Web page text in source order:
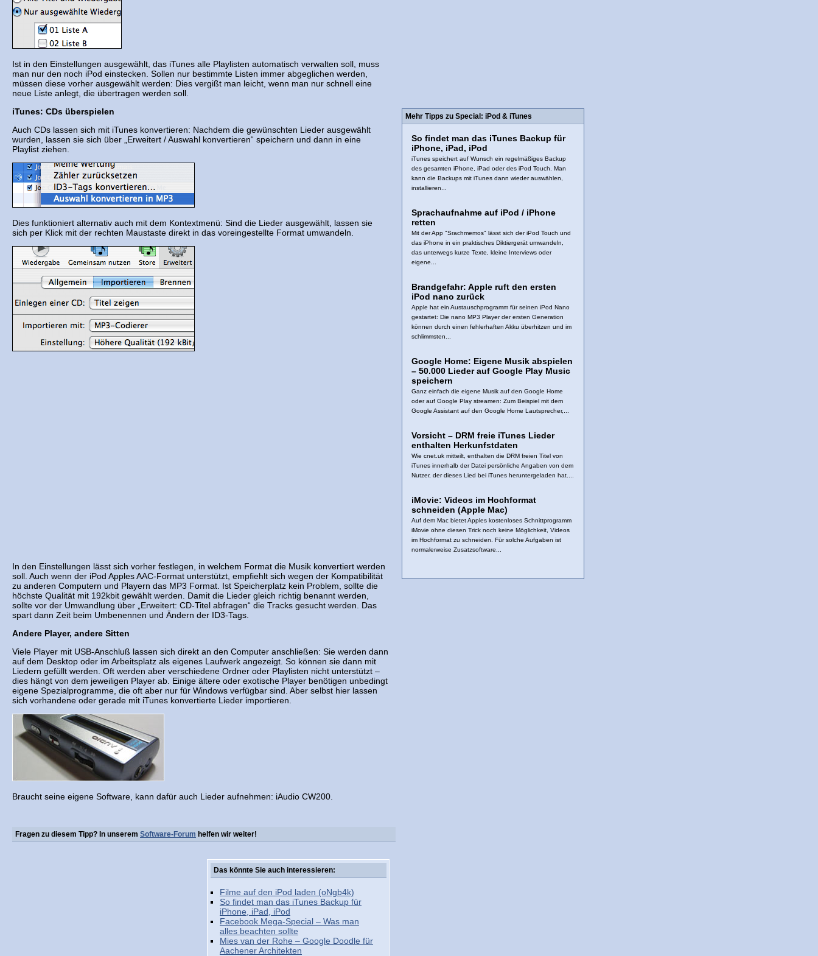
Ist in den Einstellungen ausgewählt, das iTunes alle Playlisten automatisch verwalten soll, muss
man nur den noch iPod einstecken. Sollen nur bestimmte Listen immer abgeglichen werden,
müssen diese vorher ausgewählt werden: Dies vergißt man leicht, wenn man nur schnell eine
neue Liste anlegt, die übertragen werden soll.
iTunes: CDs überspielen
Auch CDs lassen sich mit iTunes konvertieren: Nachdem die gewünschten Lieder ausgewählt
wurden, lassen sie sich über „Erweitert / Auswahl konvertieren“ speichern und dann in eine
Playlist ziehen.
Dies funktioniert alternativ auch mit dem Kontextmenü: Sind die Lieder ausgewählt, lassen sie
sich per Klick mit der rechten Maustaste direkt in das voreingestellte Format umwandeln.
In den Einstellungen lässt sich vorher festlegen, in welchem Format die Musik konvertiert werden
soll. Auch wenn der iPod Apples AAC-Format unterstützt, empfiehlt sich wegen der Kompatibilität
zu anderen Computern und Playern das MP3 Format. Ist Speicherplatz kein Problem, sollte die
höchste Qualität mit 192kbit gewählt werden. Damit die Lieder gleich richtig benannt werden,
sollte vor der Umwandlung über „Erweitert: CD-Titel abfragen“ die Tracks gesucht werden. Das
spart dann Zeit beim Umbenennen und Ändern der ID3-Tags.
Andere Player, andere Sitten
Viele Player mit USB-Anschluß lassen sich direkt an den Computer anschließen: Sie werden dann
auf dem Desktop oder im Arbeitsplatz als eigenes Laufwerk angezeigt. So können sie dann mit
Liedern gefüllt werden. Oft werden aber verschiedene Ordner oder Playlisten nicht unterstützt –
dies hängt von dem jeweiligen Player ab. Einige ältere oder exotische Player benötigen unbedingt
eigene Spezialprogramme, die oft aber nur für Windows verfügbar sind. Aber selbst hier lassen
sich vorhandene oder gerade mit iTunes konvertierte Lieder importieren.
Braucht seine eigene Software, kann dafür auch Lieder aufnehmen: iAudio CW200.
Fragen zu diesem Tipp? In unserem Software-Forum helfen wir weiter!
Das könnte Sie auch interessieren:
Filme auf den iPod laden (oNgb4k)
So findet man das iTunes Backup für
iPhone, iPad, iPod
Facebook Mega-Special – Was man
alles beachten sollte
Mies van der Rohe – Google Doodle für
Aachener Architekten
Mehr Tipps zu Special: iPod & iTunes
So findet man das iTunes Backup für
iPhone, iPad, iPod
iTunes speichert auf Wunsch ein regelmäßiges Backup
des gesamten iPhone, iPad oder des iPod Touch. Man
kann die Backups mit iTunes dann wieder auswählen,
installieren...
Sprachaufnahme auf iPod / iPhone
retten
Mit der App "Srachmemos" lässt sich der iPod Touch und
das iPhone in ein praktisches Diktiergerät umwandeln,
das unterwegs kurze Texte, kleine Interviews oder
eigene...
Brandgefahr: Apple ruft den ersten
iPod nano zurück
Apple hat ein Austauschprogramm für seinen iPod Nano
gestartet: Die nano MP3 Player der ersten Generation
können durch einen fehlerhaften Akku überhitzen und im
schlimmsten...
Google Home: Eigene Musik abspielen
– 50.000 Lieder auf Google Play Music
speichern
Ganz einfach die eigene Musik auf den Google Home
oder auf Google Play streamen: Zum Beispiel mit dem
Google Assistant auf den Google Home Lautsprecher,...
Vorsicht – DRM freie iTunes Lieder
enthalten Herkunfstdaten
Wie cnet.uk mitteilt, enthalten die DRM freien Titel von
iTunes innerhalb der Datei persönliche Angaben von dem
Nutzer, der dieses Lied bei iTunes heruntergeladen hat....
iMovie: Videos im Hochformat
schneiden (Apple Mac)
Auf dem Mac bietet Apples kostenloses Schnittprogramm
iMovie ohne diesen Trick noch keine Möglichkeit, Videos
im Hochformat zu schneiden. Für solche Aufgaben ist
normalerweise Zusatzsoftware...